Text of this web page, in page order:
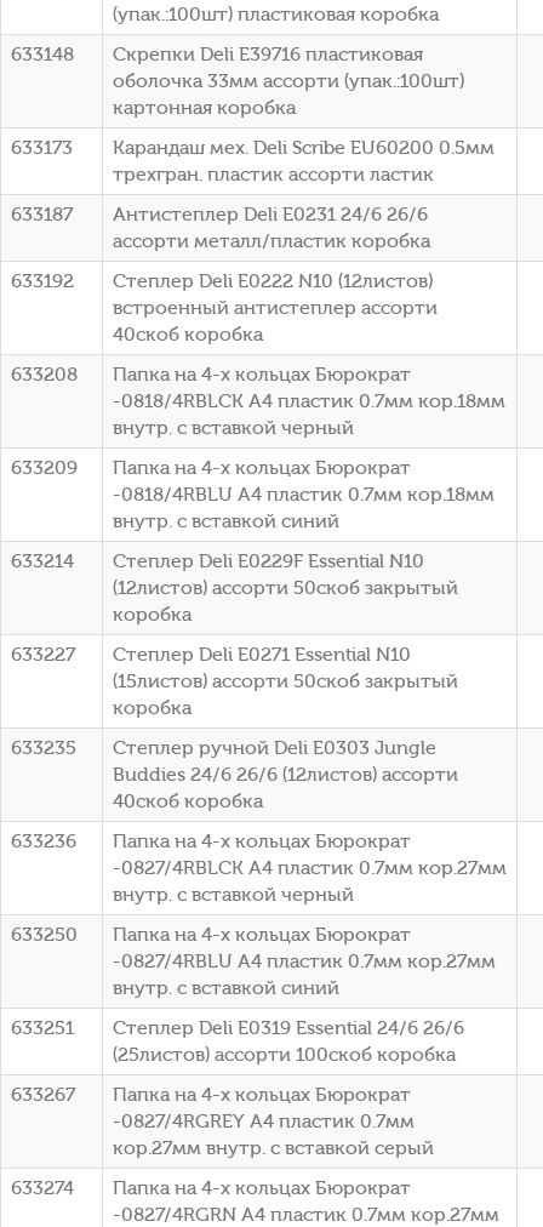
(упак.:100шт) пластиковая коробка
633148
Скрепки Deli E39716 пластиковая
оболочка 33мм ассорти (упак.:100шт)
картонная коробка
633173
Карандаш мех. Deli Scribe EU60200 0.5мм
трехгран. пластик ассорти ластик
633187
Антистеплер Deli E0231 24/6 26/6
ассорти металл/пластик коробка
633192
Степлер Deli E0222 N10 (12листов)
встроенный антистеплер ассорти
40скоб коробка
633208
Папка на 4-х кольцах Бюрократ
-0818/4RBLCK A4 пластик 0.7мм кор.18мм
внутр. с вставкой черный
633209
Папка на 4-х кольцах Бюрократ
-0818/4RBLU A4 пластик 0.7мм кор.18мм
внутр. с вставкой синий
633214
Степлер Deli E0229F Essential N10
(12листов) ассорти 50скоб закрытый
коробка
633227
Степлер Deli E0271 Essential N10
(15листов) ассорти 50скоб закрытый
коробка
633235
Степлер ручной Deli E0303 Jungle
Buddies 24/6 26/6 (12листов) ассорти
40скоб коробка
633236
Папка на 4-х кольцах Бюрократ
-0827/4RBLCK A4 пластик 0.7мм кор.27мм
внутр. с вставкой черный
633250
Папка на 4-х кольцах Бюрократ
-0827/4RBLU A4 пластик 0.7мм кор.27мм
внутр. с вставкой синий
633251
Степлер Deli E0319 Essential 24/6 26/6
(25листов) ассорти 100скоб коробка
633267
Папка на 4-х кольцах Бюрократ
-0827/4RGREY A4 пластик 0.7мм
кор.27мм внутр. с вставкой серый
633274
Папка на 4-х кольцах Бюрократ
-0827/4RGRN A4 пластик 0.7мм кор.27мм